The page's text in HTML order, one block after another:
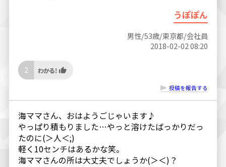
うぽぽん
男性/53歳/東京都/会社員
2018-02-02 08:20
2
投稿を報告する
海ママさん、おはようごじゃいます♪
やっぱり積もりました…やっと溶けたばっかりだっ
たのに(＞人＜;)
軽く10センチはあるかな笑。
海ママさんの所は大丈夫でしょうか(＞＜)？